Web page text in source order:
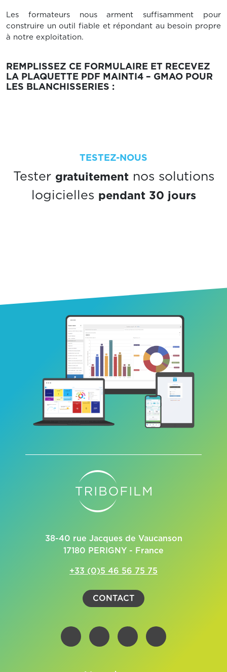
Les formateurs nous arment suffisamment pour
construire un outil fiable et répondant au besoin propre
à notre exploitation.
REMPLISSEZ CE FORMULAIRE ET RECEVEZ
LA PLAQUETTE PDF MAINTI4 – GMAO POUR
LES BLANCHISSERIES :
TESTEZ-NOUS
Tester gratuitementnos solutions
logicielles pendant 30 jours
38-40 rue Jacques de Vaucanson
17180 PERIGNY - France
+33 (0)5 46 56 75 75
CONTACT